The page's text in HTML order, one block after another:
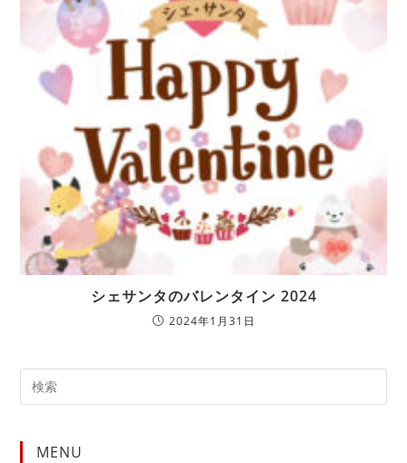
シェサンタのバレンタイン 2024
2024年1月31日
MENU